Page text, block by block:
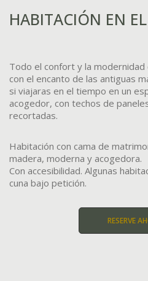
HABITACIÓN EN
Todo el confort y la
con el encanto de las antiguas
si viajaras en el tiempo en un
acogedor, con techos de
recortadas.
Habitación con cama de
madera, moderna y acogedora.
Con accesibilidad. Algunas
cuna bajo petición.
RESERVE